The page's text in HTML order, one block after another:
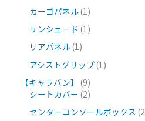
カーゴパネル 1
サンシェード 1
リアパネル 1
アシストグリップ 1
【キャラバン】
9
シートカバー 2
センターコンソールボックス 2